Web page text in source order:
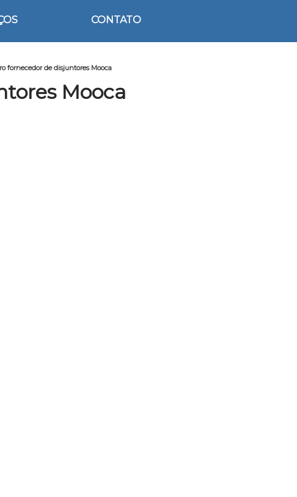
CONTATO
fornecedor de disjuntores Mooca
Mooca